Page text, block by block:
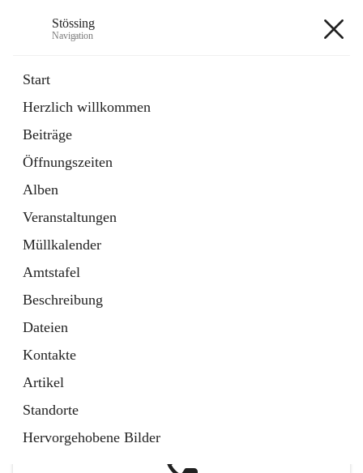
Stössing
Navigation
Start
Herzlich willkommen
Beiträge
Öffnungszeiten
Alben
Veranstaltungen
Müllkalender
Amtstafel
Beschreibung
Dateien
Kontakte
Artikel
Standorte
Hervorgehobene Bilder
Datei
in
Tab
Kindergarten
öffnet
in
neuem
Tab